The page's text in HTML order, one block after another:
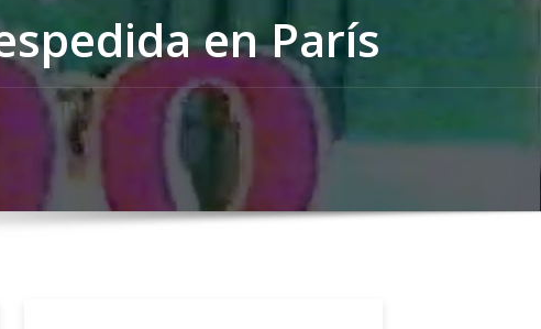
en París